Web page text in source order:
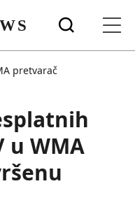
pretvarač
u WMA